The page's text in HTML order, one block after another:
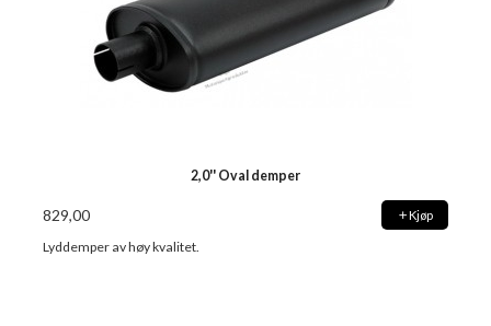
2,0'' Oval demper
829,00 Kjøp
Lyddemper av høy kvalitet.